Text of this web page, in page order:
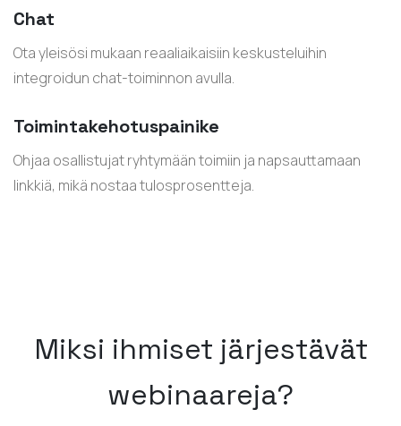
Chat
Ota yleisösi mukaan reaaliaikaisiin keskusteluihin
integroidun chat-toiminnon avulla.
Toimintakehotuspainike
Ohjaa osallistujat ryhtymään toimiin ja napsauttamaan
linkkiä, mikä nostaa tulosprosentteja.
Miksi ihmiset järjestävät
webinaareja?